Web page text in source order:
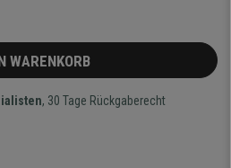
WARENKORB
, 30 Tage Rückgaberecht